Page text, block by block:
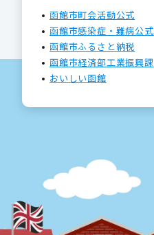
函館市町会活動公式
函館市感染症・難病公式
函館市ふるさと納税
函館市経済部工業振興課
おいしい函館